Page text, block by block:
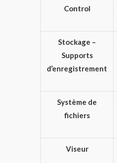
Control
Stockage –
Supports
d’enregistrement
Système de
fichiers
Viseur